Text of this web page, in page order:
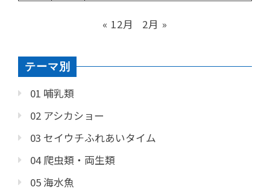
« 12月 2月 »
テーマ別
01 哺乳類
02 アシカショー
03 セイウチふれあいタイム
04 爬虫類・両生類
05 海水魚